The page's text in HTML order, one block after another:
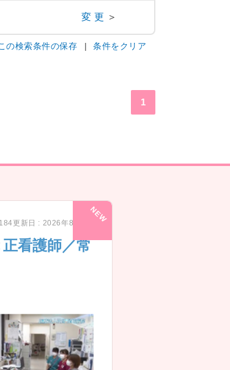
変更 ＞
の検索条件の保存 条件をクリア
1
更新日 : 2026年8月7日
看護師／常